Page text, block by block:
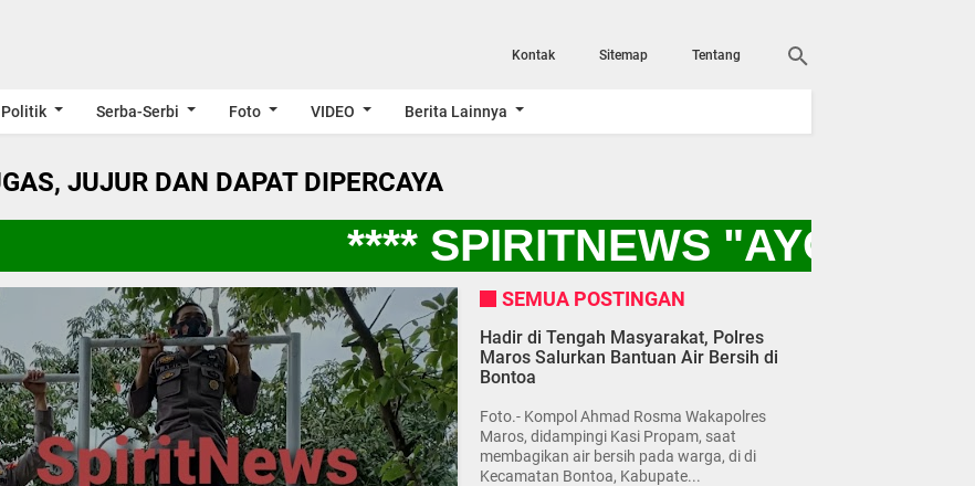
Kontak Sitemap Tentang
Serba-Serbi Foto VIDEO Berita Lainnya
JUJUR DAN DAPAT DIPERCAYA
**** SPIRITNEWS "AYO KITA
SEMUA POSTINGAN
Hadir di Tengah Masyarakat, Polres
Maros Salurkan Bantuan Air Bersih di
Bontoa
Foto.- Kompol Ahmad Rosma Wakapolres
Maros, didampingi Kasi Propam, saat
membagikan air bersih pada warga, di di
Kecamatan Bontoa, Kabupate...